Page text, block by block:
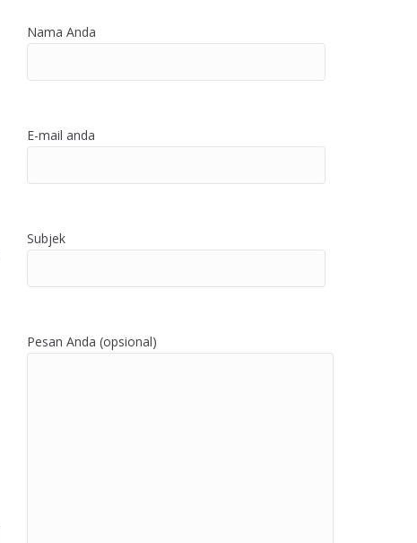
Nama Anda
E-mail anda
Subjek
Pesan Anda (opsional)